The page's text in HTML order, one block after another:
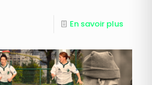
En savoir plus